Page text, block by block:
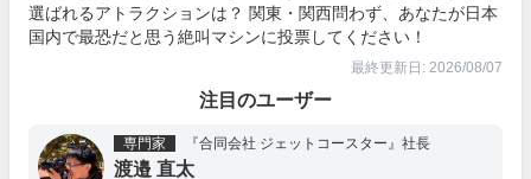
選ばれるアトラクションは？ 関東・関西問わず、あなたが日本
国内で最恐だと思う絶叫マシンに投票してください！
最終更新日: 2026/08/07
注目のユーザー
専門家 『合同会社 ジェットコースター』社長
渡邉 直太